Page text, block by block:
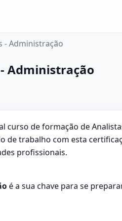
- Administração
Administração
curso de formação de
trabalho com esta
profissionais.
é a sua chave para se